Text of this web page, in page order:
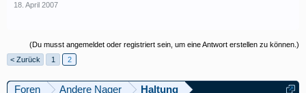
18. April 2007
(Du musst angemeldet oder registriert sein, um eine Antwort erstellen zu können.)
< Zurück
1 2
Foren Andere Nager Haltung